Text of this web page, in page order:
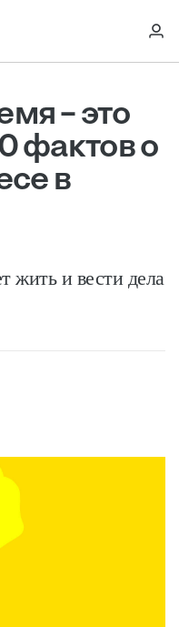
– это
фактов о
в
жить и вести дела